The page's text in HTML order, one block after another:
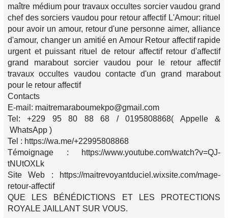
maître médium pour travaux occultes sorcier vaudou grand
chef des sorciers vaudou pour retour affectif L'Amour: rituel
pour avoir un amour, retour d'une personne aimer, alliance
d'amour, changer un amitié en Amour Retour affectif rapide
urgent et puissant rituel de retour affectif retour d'affectif
grand marabout sorcier vaudou pour le retour affectif
travaux occultes vaudou contacte d'un grand marabout
pour le retour affectif
Contacts
E-mail: maitremaraboumekpo@gmail.com
Tel: +229 95 80 88 68 / 0195808868( Appelle &
WhatsApp )
Tel : https://wa.me/+22995808868
Témoignage : https://www.youtube.com/watch?v=QJ-
tNUtOXLk
Site Web : https://maitrevoyantduciel.wixsite.com/mage-
retour-affectif
QUE LES BÉNÉDICTIONS ET LES PROTECTIONS
ROYALE JAILLANT SUR VOUS.